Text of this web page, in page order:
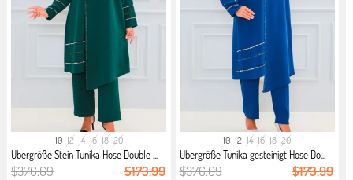
10 12 14 16 18 20
Übergröße Stein Tunika Hose Double ...
$376.69 $173.99
10 12 14 16 18 20
Übergröße Tunika gesteinigt Hose Do...
$376.69 $173.99